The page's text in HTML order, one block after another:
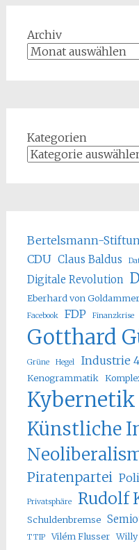
Archiv
Kategorien
Bertelsmann-
CDU Claus Baldus
Digitale Revolution
Eberhard von Goldammer
Facebook FDP Finanzkrise
Gotthard
Grüne Hegel Industrie
Kenogrammatik
Kybernetik
Künstliche
Piratenpartei
Privatsphäre Rudolf
Schuldenbremse
TTIP
Vilém Flusser